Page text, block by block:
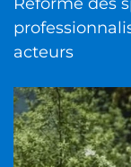
acteurs